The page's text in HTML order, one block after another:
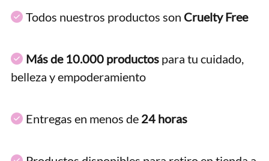
Todos nuestros productos son Cruelty Free
Más de 10.000 productos para tu cuidado,
belleza y empoderamiento
Entregas en menos de 24 horas